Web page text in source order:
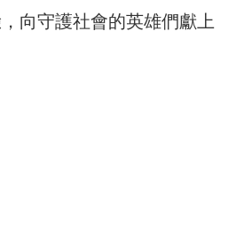
向守護社會的英雄們獻上